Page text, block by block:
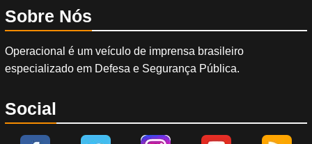
Sobre Nós
Operacional é um veículo de imprensa brasileiro
especializado em Defesa e Segurança Pública.
Social